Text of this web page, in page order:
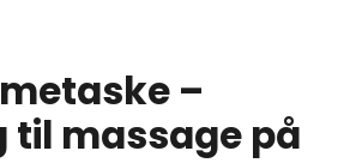
–
massage på